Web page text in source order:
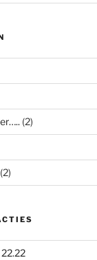
(2)
22.22